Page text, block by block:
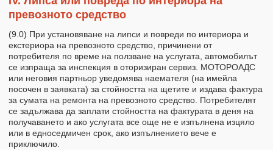
превозното средство
(9.0) При установяване на липси и повреди по интериора и
екстериора на превозното средство, причинени от
потребителя по време на ползване на услугата, автомобилът
се изпраща за инспекция в оторизиран сервиз. МОТОРОАДС
или неговия партньор уведомява наемателя (на имейла
посочен в заявката) за стойността на щетите и издава фактура
за сумата на ремонта на превозното средство. Потребителят
се задължава да заплати стойността на фактурата в деня на
получаването и ако услугата все още не е изпълнена изцяло
или в едноседмичен срок, ако изпълнението вече е
приключило.